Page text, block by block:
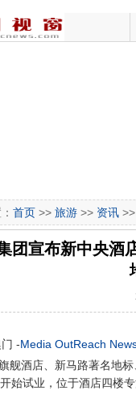
首页 >> 旅游 >> 资讯 >>
团宣布新中央酒
-Media OutReach
舰酒店、新马路著名地
始试业，位于酒店四楼